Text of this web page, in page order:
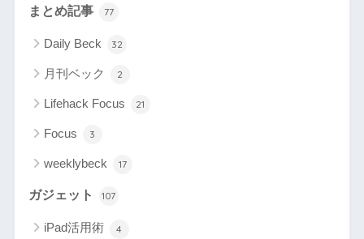
まとめ記事 77
Daily Beck 32
月刊ベック 2
Lifehack Focus 21
Focus 3
weeklybeck 17
ガジェット 107
iPad活用術 4